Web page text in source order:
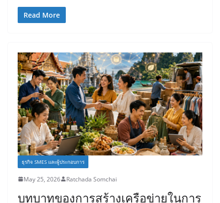
Read More
ธุรกิจ SMES และผู้ประกอบการ
May 25, 2026 Ratchada Somchai
บทบาทของการสร้างเครือข่ายในการ